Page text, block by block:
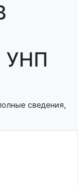
УНП
сведения,